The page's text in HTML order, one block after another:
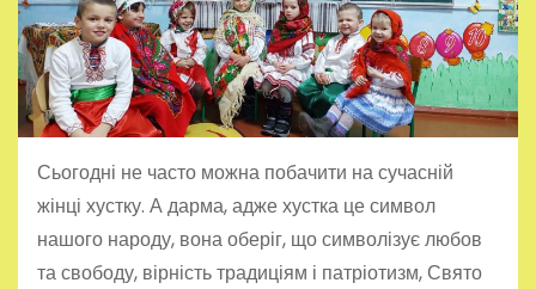
Сьогодні не часто можна побачити на сучасній
жінці хустку. А дарма, адже хустка це символ
нашого народу, вона оберіг, що символізує любов
та свободу, вірність традиціям і патріотизм, Свято